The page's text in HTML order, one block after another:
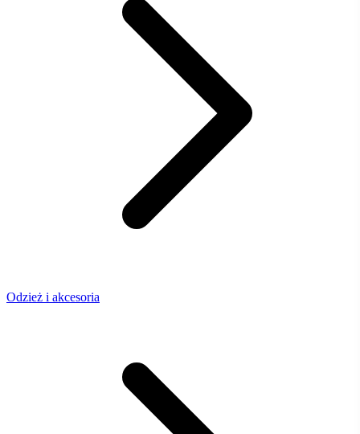
Odzież i akcesoria